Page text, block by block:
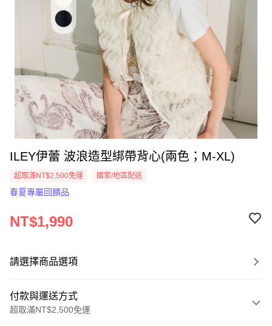
ILEY伊蕾 波浪造型綁帶背心(兩色；M-XL)
超取滿NT$2,500免運 國家/地區配送
春夏專屬回饋品
NT$1,990
請選擇商品選項
付款與運送方式
超取滿NT$2,500免運